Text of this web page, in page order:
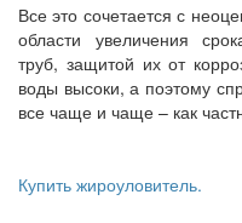
Все это сочетается с
области увеличения
труб, защитой их от
воды высоки, а поэтому
все чаще и чаще – как
Купить жироуловитель.